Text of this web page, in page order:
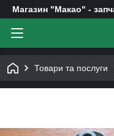
Магазин "Макао" -
Товари та послуги